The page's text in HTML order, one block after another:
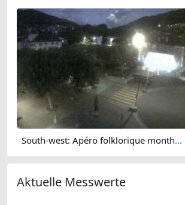
South-west: Apéro folklorique montheysan - Place Centrale
Aktuelle Messwerte